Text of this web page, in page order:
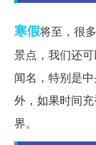
寒假将至，很
景点，我们还
闻名，特别是
外，如果时间
界。